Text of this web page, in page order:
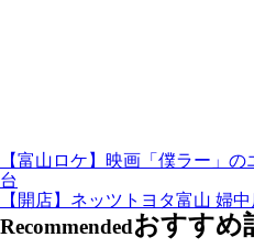
【富山ロケ】映画「僕ラー」
台
【開店】ネッツトヨタ富山 婦
Recommendedおすすめ